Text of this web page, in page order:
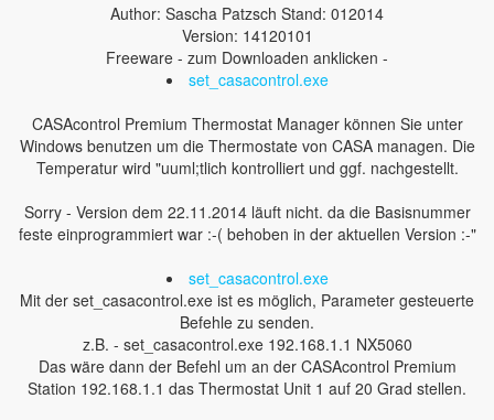
Author: Sascha Patzsch Stand: 012014
Version: 14120101
Freeware - zum Downloaden anklicken -
set_casacontrol.exe
CASAcontrol Premium Thermostat Manager können Sie unter
Windows benutzen um die Thermostate von CASA managen. Die
Temperatur wird "uuml;tlich kontrolliert und ggf. nachgestellt.
Sorry - Version dem 22.11.2014 läuft nicht. da die Basisnummer
feste einprogrammiert war :-( behoben in der aktuellen Version :-"
set_casacontrol.exe
Mit der set_casacontrol.exe ist es möglich, Parameter gesteuerte
Befehle zu senden.
z.B. - set_casacontrol.exe 192.168.1.1 NX5060
Das wäre dann der Befehl um an der CASAcontrol Premium
Station 192.168.1.1 das Thermostat Unit 1 auf 20 Grad stellen.